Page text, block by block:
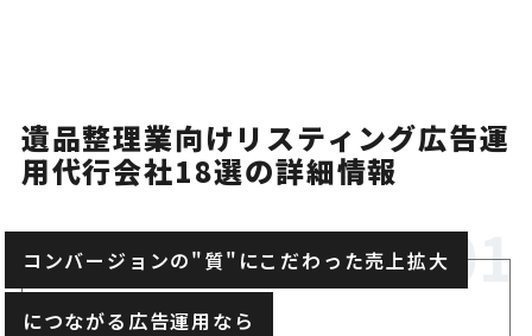
KAKETSUKE
遺品整理・不用品回収など駆
ビスの広告運用に対応
広告運用からLP制作・CRM
b集客全体を支援
遺品整理業向けリスティング広告運
用代行会社18選の詳細情報
コンバージョンの"質"にこだわった売上拡大
につながる広告運用なら